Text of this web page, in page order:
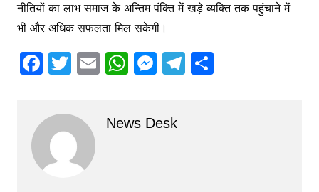
नीतियों का लाभ समाज के अन्तिम पंक्ति में खड़े व्यक्ति तक पहुंचाने में
भी और अधिक सफलता मिल सकेगी।
F
c
e
b
o
T
itt
er
E W
s
M
s
T S
News Desk